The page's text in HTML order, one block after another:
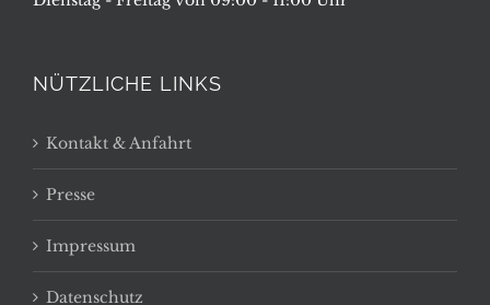
NÜTZLICHE LINKS
Kontakt & Anfahrt
Presse
Impressum
Datenschutz